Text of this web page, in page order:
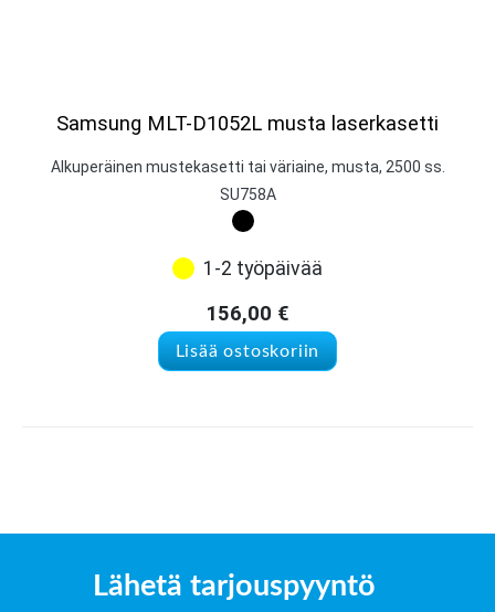
Samsung MLT-D1052L musta laserkasetti
Alkuperäinen mustekasetti tai väriaine, musta, 2500 ss.
SU758A
1-2 työpäivää
156,00 €
Lisää ostoskoriin
Lähetä tarjouspyyntö